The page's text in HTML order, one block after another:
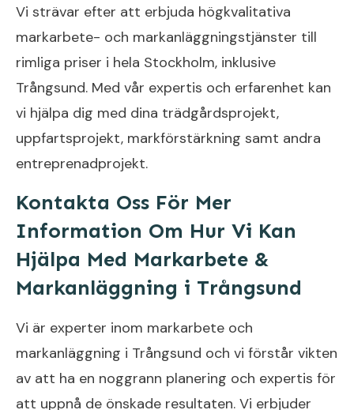
Vi strävar efter att erbjuda högkvalitativa
markarbete- och markanläggningstjänster till
rimliga priser i hela Stockholm, inklusive
Trångsund. Med vår expertis och erfarenhet kan
vi hjälpa dig med dina trädgårdsprojekt,
uppfartsprojekt, markförstärkning samt andra
entreprenadprojekt.
Kontakta Oss För Mer
Information Om Hur Vi Kan
Hjälpa Med Markarbete &
Markanläggning i Trångsund
Vi är experter inom markarbete och
markanläggning i Trångsund och vi förstår vikten
av att ha en noggrann planering och expertis för
att uppnå de önskade resultaten. Vi erbjuder